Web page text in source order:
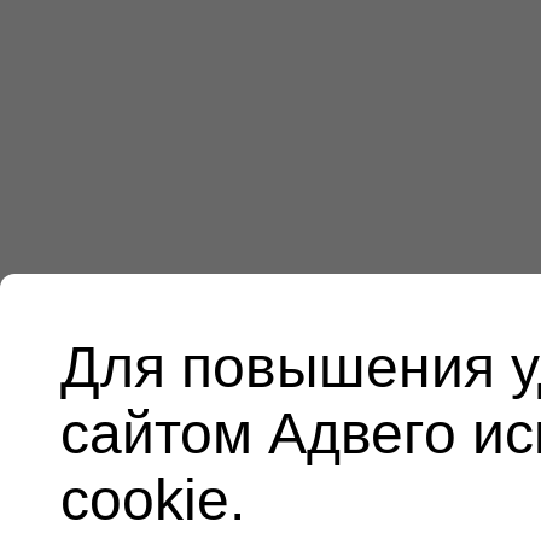
Для повышения
сайтом Адвего
cookie.